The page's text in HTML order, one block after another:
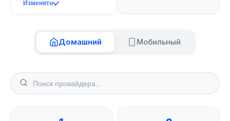
Изменить
Домашний Мобильный